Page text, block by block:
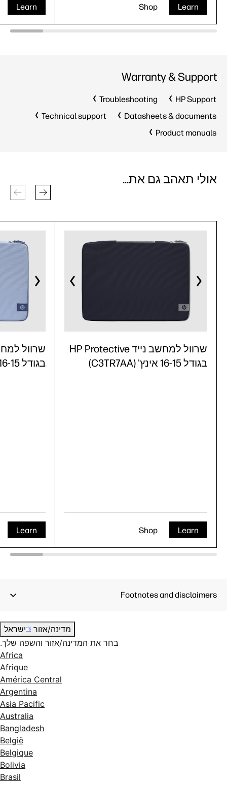
Learn Learn
Shop
Warranty & Support
HP Support
Troubleshooting
Datasheets & documents
Technical support
Product manuals
אולי תאהב גם את...
בגודל 16-15 אינץ' (C3TR6AA)
Learn
שרוול למחשב נייד HP Protective
בגודל 16-15 אינץ' (C3TR7AA)
Learn
Shop
Footnotes and disclaimers
מדינה/אזור
ישראל
בחר את המדינה/אזור והשפה שלך.
Africa
Afrique
América Central
Argentina
Asia Pacific
Australia
Bangladesh
België
Belgique
Bolivia
Brasil